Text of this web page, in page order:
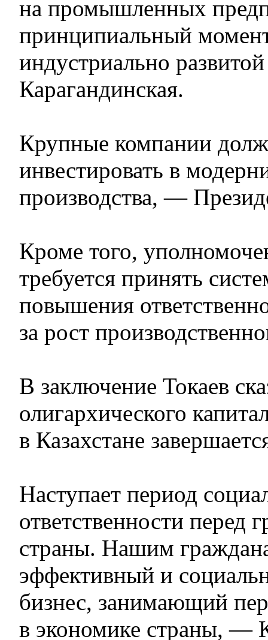
на промышленных
принципиальный
индустриально
Карагандинская.
Крупные компании
инвестировать в
производства, —
Кроме того,
требуется принять
повышения
за рост
В заключение Токаев
олигархического
в Казахстане
Наступает период
ответственности перед
страны. Нашим
эффективный и
бизнес, занимающий
в экономике страны, —